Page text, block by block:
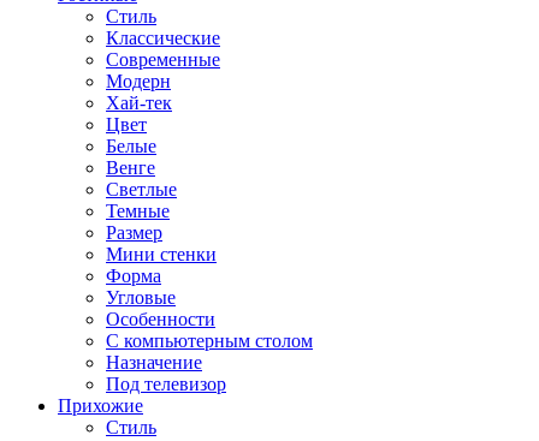
Стиль
Классические
Современные
Модерн
Хай-тек
Цвет
Белые
Венге
Светлые
Темные
Размер
Мини стенки
Форма
Угловые
Особенности
С компьютерным столом
Назначение
Под телевизор
Прихожие
Стиль